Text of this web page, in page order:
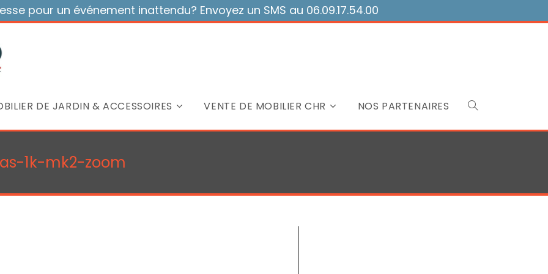
pour un événement inattendu? Envoyez un SMS au 06.09.17.54.00
DE JARDIN & ACCESSOIRES VENTE DE MOBILIER CHR NOS PARTENAIRES Toggle
search
1k-mk2-zoom